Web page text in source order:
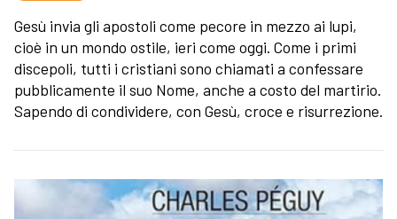
Gesù invia gli apostoli come pecore in mezzo ai lupi,
cioè in un mondo ostile, ieri come oggi. Come i primi
discepoli, tutti i cristiani sono chiamati a confessare
pubblicamente il suo Nome, anche a costo del martirio.
Sapendo di condividere, con Gesù, croce e risurrezione.